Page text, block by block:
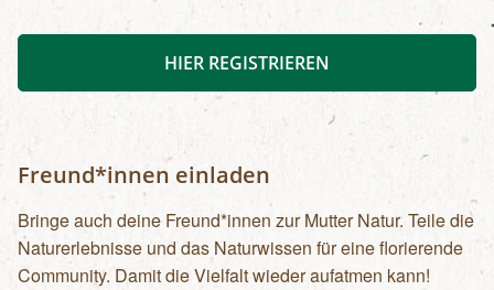
HIER REGISTRIEREN
Freund*innen einladen
Bringe auch deine Freund*innen zur Mutter Natur. Teile die
Naturerlebnisse und das Naturwissen für eine florierende
Community. Damit die Vielfalt wieder aufatmen kann!